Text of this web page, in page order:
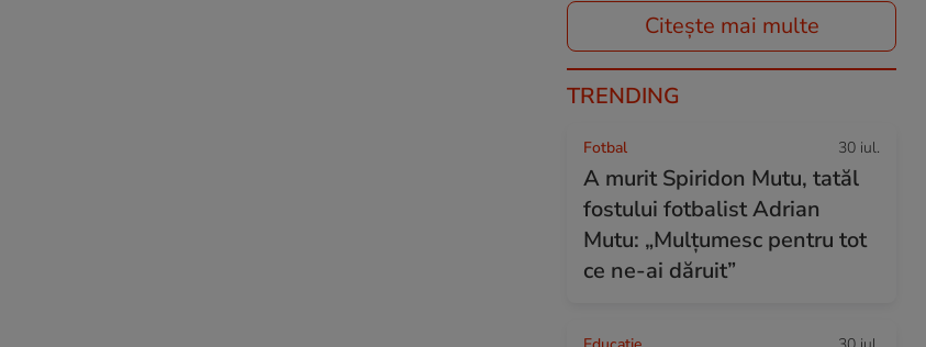
Citește mai multe
TRENDING
Fotbal 30 iul.
A murit Spiridon Mutu, tatăl
fostului fotbalist Adrian
Mutu: „Mulțumesc pentru tot
ce ne-ai dăruit”